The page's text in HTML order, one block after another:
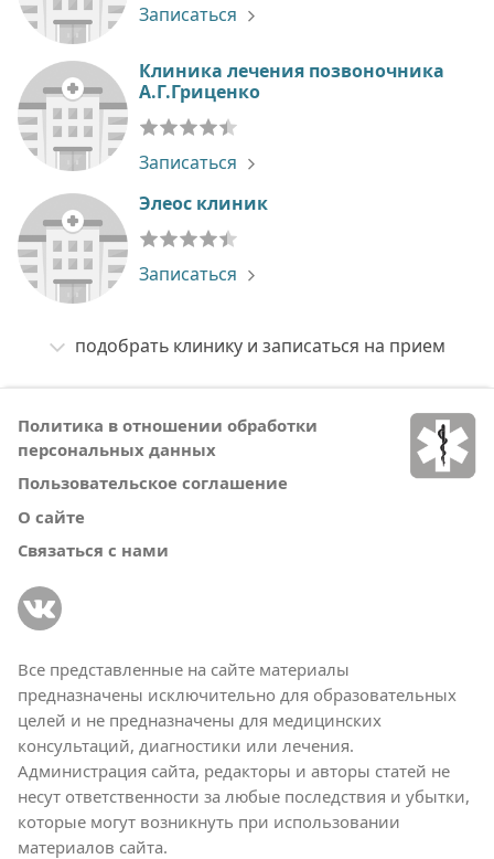
Записаться
Клиника лечения позвоночника
А.Г.Гриценко
Записаться
Элеос клиник
Записаться
подобрать клинику и записаться на прием
Политика в отношении обработки
персональных данных
Пользовательское соглашение
О сайте
Связаться с нами
Все представленные на сайте материалы
предназначены исключительно для образовательных
целей и не предназначены для медицинских
консультаций, диагностики или лечения.
Администрация сайта, редакторы и авторы статей не
несут ответственности за любые последствия и убытки,
которые могут возникнуть при использовании
материалов сайта.